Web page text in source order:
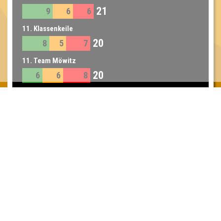
9 6 6 21
11. Klassenkeile
8 5 7 20
11. Team Möwitz
6 6 8 20